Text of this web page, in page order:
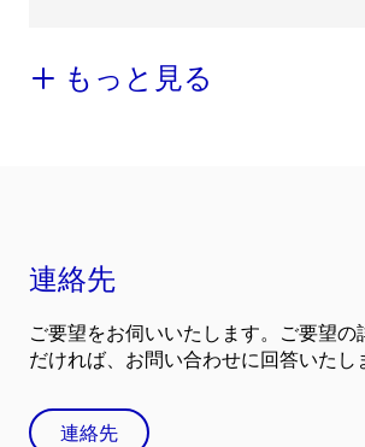
もっと見る
連絡先
ご要望をお伺いいたします。ご要望の
だければ、お問い合わせに回答いたし
連絡先